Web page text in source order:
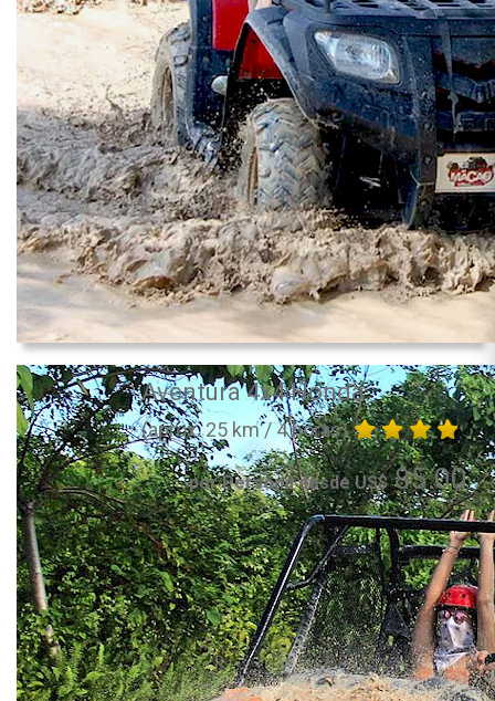
Aventura 4x4 Honda
(aprox. 25 km / 4 horas)
por Persona desde US$85.00